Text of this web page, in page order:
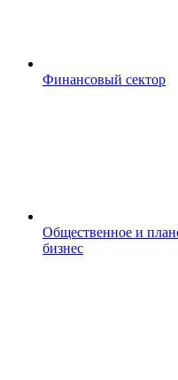
Финансовый сектор
Общественное и
бизнес